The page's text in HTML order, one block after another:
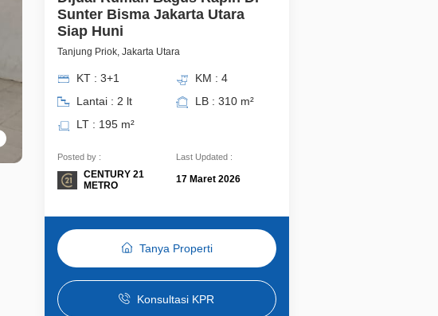
Sunter Bisma Jakarta Utara
Siap Huni
Tanjung Priok, Jakarta Utara
KT : 3+1
KM : 4
Lantai : 2 lt
LB : 310 m²
LT : 195 m²
Posted by :
CENTURY 21
METRO
Last Updated :
17 Maret 2026
Tanya Properti
Konsultasi KPR